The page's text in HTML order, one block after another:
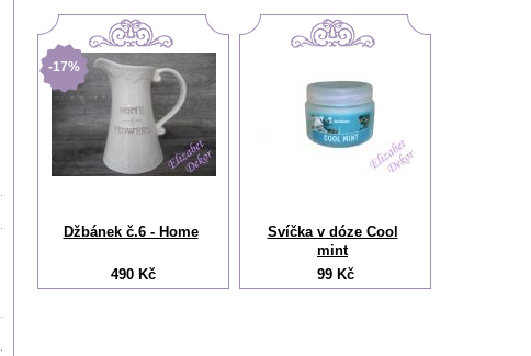
-17%
Džbánek č.6 - Home
490 Kč
Svíčka v dóze Cool
mint
99 Kč